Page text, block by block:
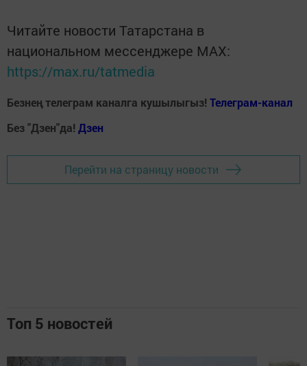
Читайте новости Татарстана в
национальном мессенджере MАХ:
https://max.ru/tatmedia
Безнең телеграм каналга кушылыгыз! Телеграм-канал
Без "Дзен"да! Дзен
Перейти на страницу новости
Топ 5 новостей